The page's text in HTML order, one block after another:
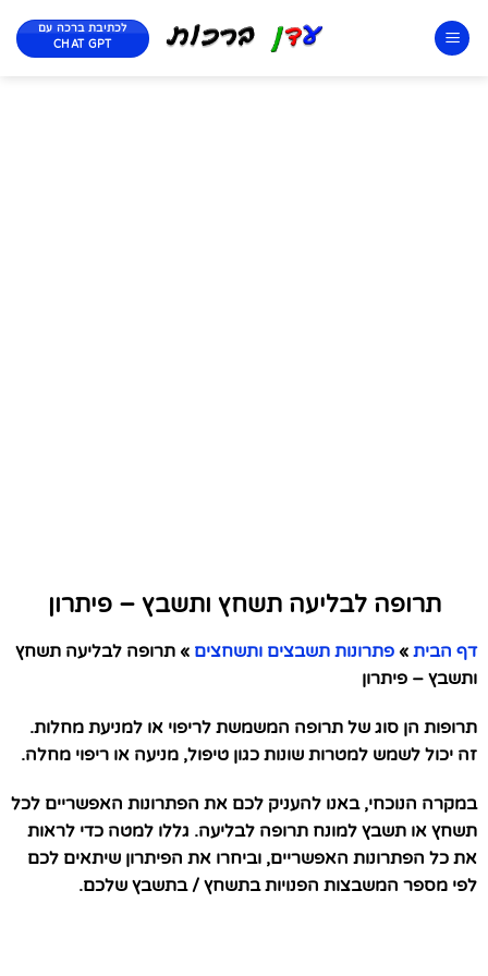
לכתיבת ברכה עם
CHAT GPT
תרופה לבליעה תשחץ ותשבץ – פיתרון
דף הבית » פתרונות תשבצים ותשחצים » תרופה לבליעה תשחץ
ותשבץ – פיתרון
תרופות הן סוג של תרופה המשמשת לריפוי או למניעת מחלות.
זה יכול לשמש למטרות שונות כגון טיפול, מניעה או ריפוי מחלה.
במקרה הנוכחי, באנו להעניק לכם את הפתרונות האפשריים לכל
תשחץ או תשבץ למונח תרופה לבליעה. גללו למטה כדי לראות
את כל הפתרונות האפשריים, וביחרו את הפיתרון שיתאים לכם
לפי מספר המשבצות הפנויות בתשחץ / בתשבץ שלכם.